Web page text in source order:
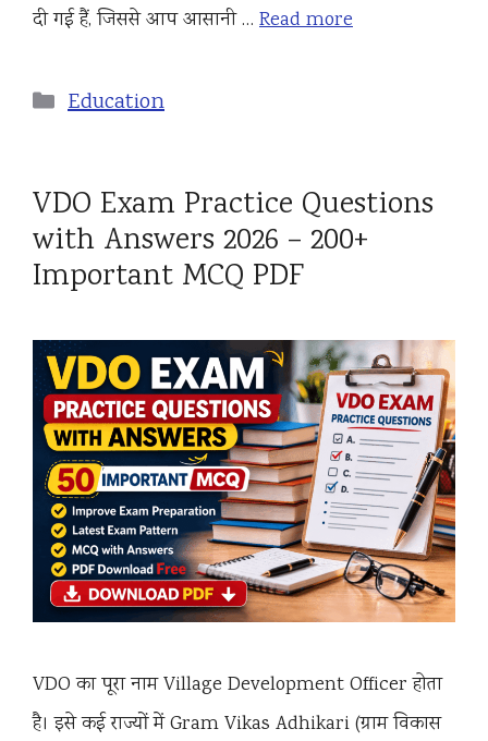
दी गई हैं, जिससे आप आसानी … Read more
Categories
Education
VDO Exam Practice Questions
with Answers 2026 – 200+
Important MCQ PDF
VDO का पूरा नाम Village Development Officer होता
है। इसे कई राज्यों में Gram Vikas Adhikari (ग्राम विकास